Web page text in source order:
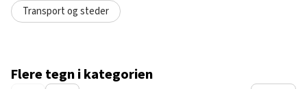
Transport og steder
Flere tegn i kategorien